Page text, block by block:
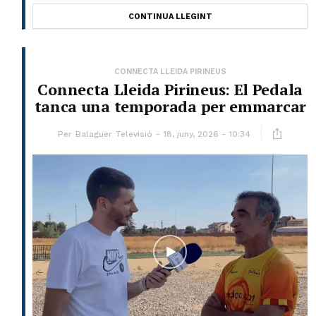
CONTINUA LLEGINT
CONNECTA LLEIDA PIRINEUS
Connecta Lleida Pirineus: El Pedala
tanca una temporada per emmarcar
Per Balaguer Televisió 18, juny, 2026 - 10:34